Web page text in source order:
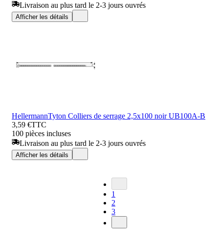
Livraison au plus tard le 2-3 jours ouvrés
Afficher les détails
HellermannTyton Colliers de serrage 2,5x100 noir UB100A-B
3,59 €TTC
100 pièces incluses
Livraison au plus tard le 2-3 jours ouvrés
Afficher les détails
1
2
3